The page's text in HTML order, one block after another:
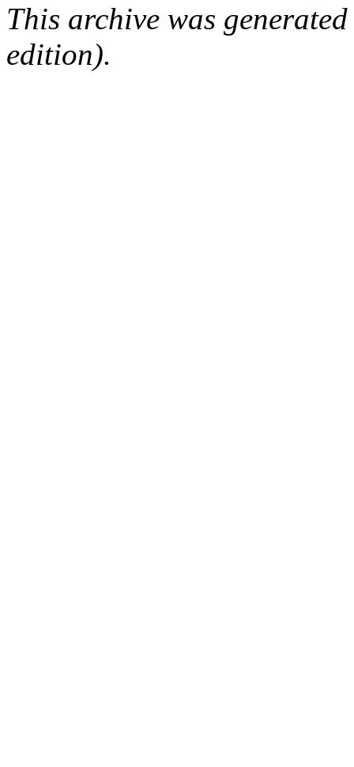
This archive was
edition).